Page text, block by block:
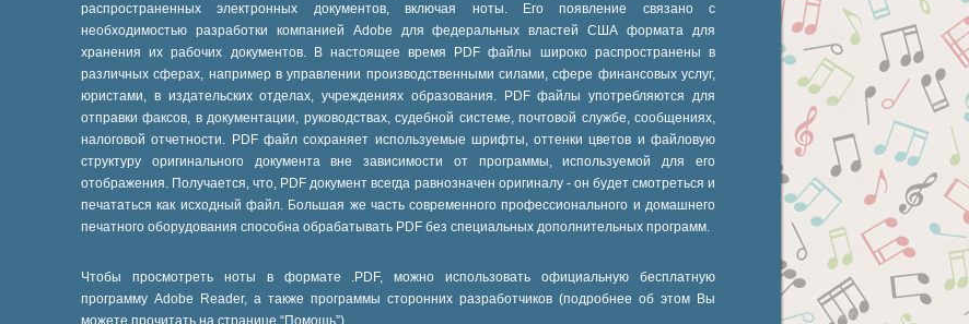
распространенных электронных документов, включая ноты. Его появление связано с
необходимостью разработки компанией Adobe для федеральных властей США формата для
хранения их рабочих документов. В настоящее время PDF файлы широко распространены в
различных сферах, например в управлении производственными силами, сфере финансовых услуг,
юристами, в издательских отделах, учреждениях образования. PDF файлы употребляются для
отправки факсов, в документации, руководствах, судебной системе, почтовой службе, сообщениях,
налоговой отчетности. PDF файл сохраняет используемые шрифты, оттенки цветов и файловую
структуру оригинального документа вне зависимости от программы, используемой для его
отображения. Получается, что, PDF документ всегда равнозначен оригиналу - он будет смотреться и
печататься как исходный файл. Большая же часть современного профессионального и домашнего
печатного оборудования способна обрабатывать PDF без специальных дополнительных программ.
Чтобы просмотреть ноты в формате .PDF, можно использовать официальную бесплатную
программу Adobe Reader, а также программы сторонних разработчиков (подробнее об этом Вы
можете прочитать на странице “Помощь”).